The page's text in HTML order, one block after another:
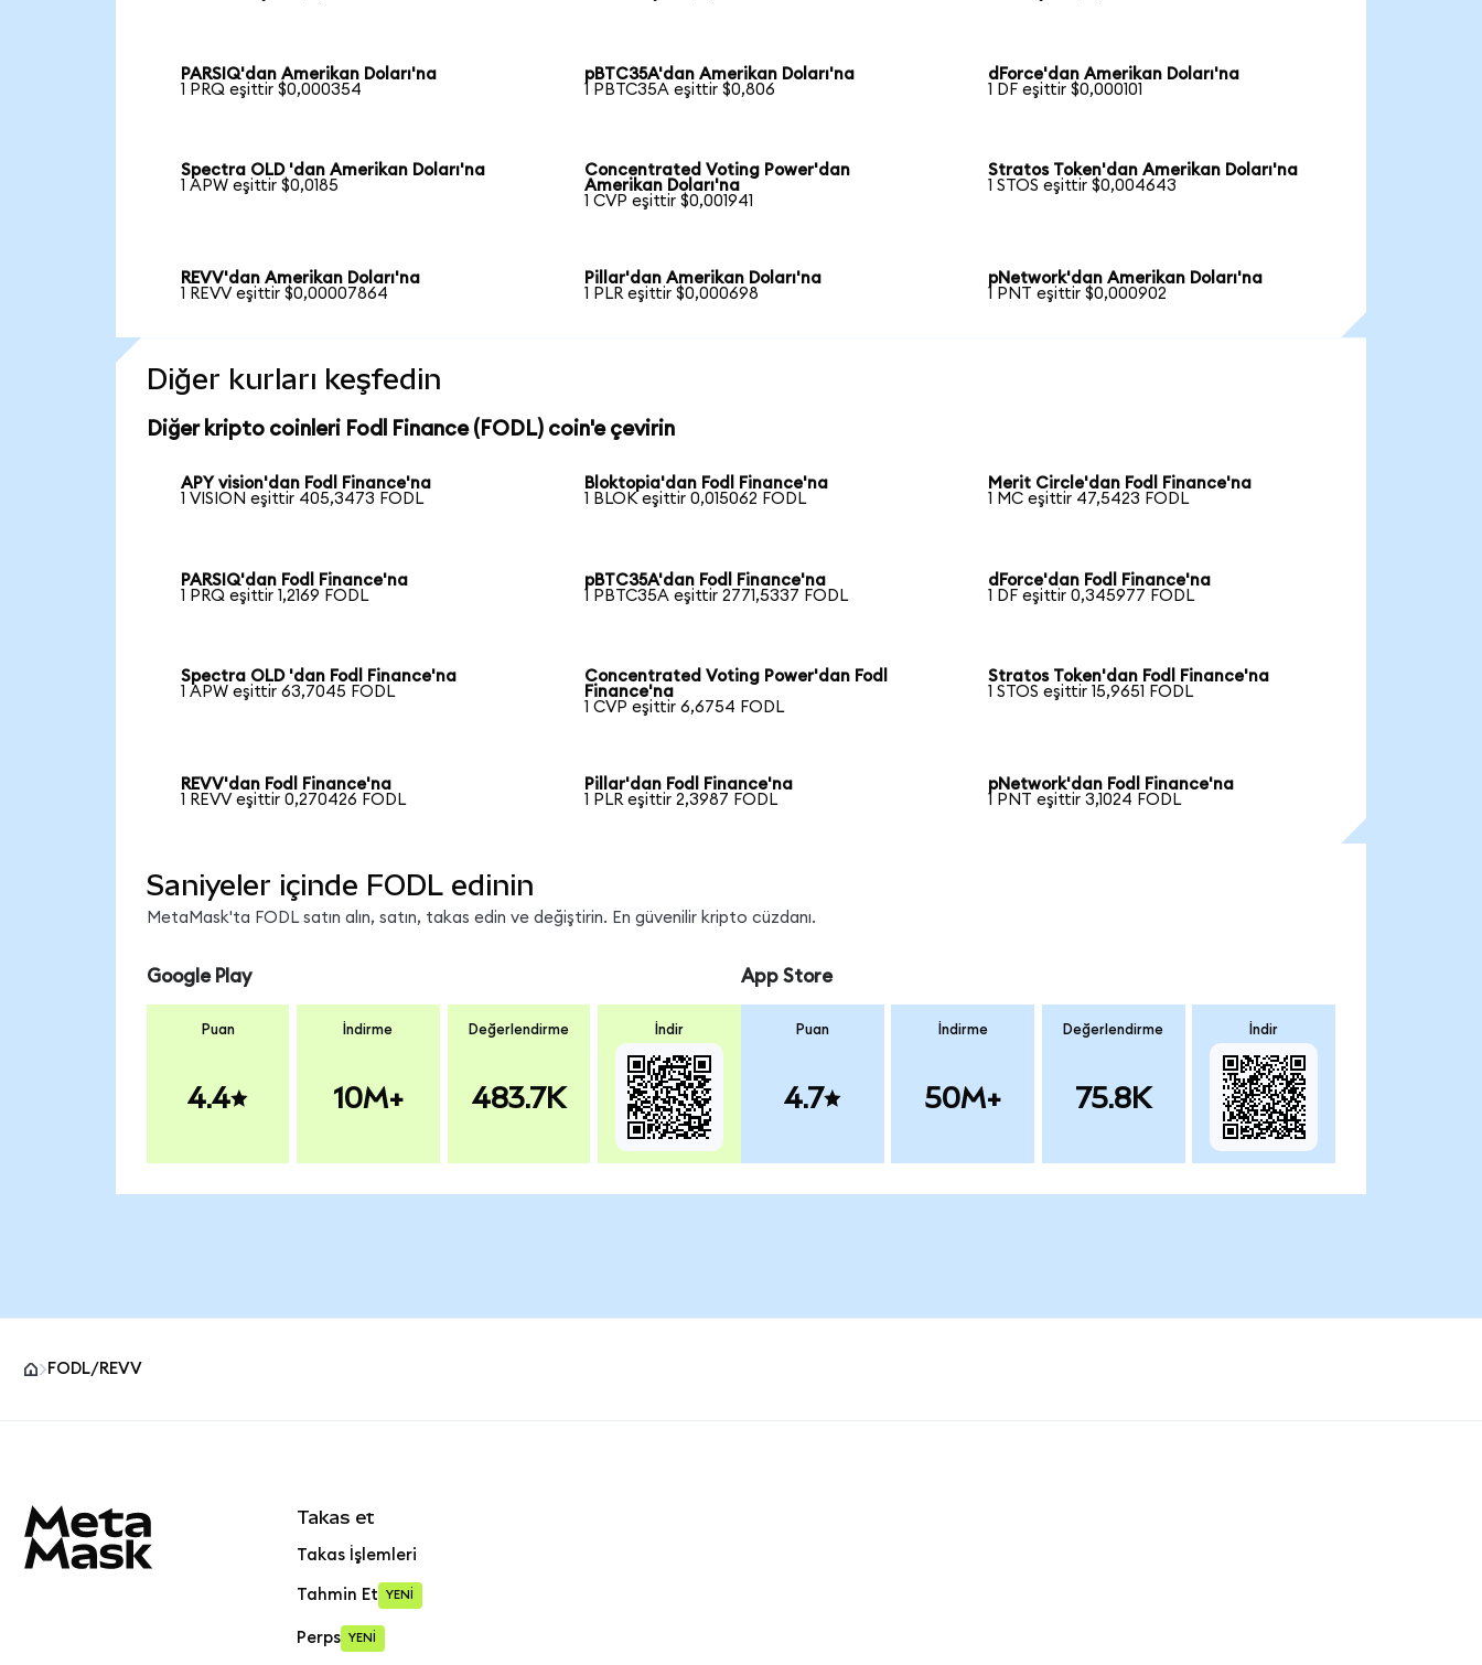
PARSIQ'dan Amerikan Doları'na
1 PRQ eşittir $0,000354
pBTC35A'dan Amerikan Doları'na
1 PBTC35A eşittir $0,806
dForce'dan Amerikan Doları'na
1 DF eşittir $0,000101
Spectra OLD 'dan Amerikan Doları'na
1 APW eşittir $0,0185
Concentrated Voting Power'dan
Amerikan Doları'na
1 CVP eşittir $0,001941
Stratos Token'dan Amerikan Doları'na
1 STOS eşittir $0,004643
REVV'dan Amerikan Doları'na
1 REVV eşittir $0,00007864
Pillar'dan Amerikan Doları'na
1 PLR eşittir $0,000698
pNetwork'dan Amerikan Doları'na
1 PNT eşittir $0,000902
Diğer kurları keşfedin
Diğer kripto coinleri Fodl Finance (FODL) coin'e çevirin
APY vision'dan Fodl Finance'na
1 VISION eşittir 405,3473 FODL
Bloktopia'dan Fodl Finance'na
1 BLOK eşittir 0,015062 FODL
Merit Circle'dan Fodl Finance'na
1 MC eşittir 47,5423 FODL
PARSIQ'dan Fodl Finance'na
1 PRQ eşittir 1,2169 FODL
pBTC35A'dan Fodl Finance'na
1 PBTC35A eşittir 2771,5337 FODL
dForce'dan Fodl Finance'na
1 DF eşittir 0,345977 FODL
Spectra OLD 'dan Fodl Finance'na
1 APW eşittir 63,7045 FODL
Concentrated Voting Power'dan Fodl
Finance'na
1 CVP eşittir 6,6754 FODL
Stratos Token'dan Fodl Finance'na
1 STOS eşittir 15,9651 FODL
REVV'dan Fodl Finance'na
1 REVV eşittir 0,270426 FODL
Pillar'dan Fodl Finance'na
1 PLR eşittir 2,3987 FODL
pNetwork'dan Fodl Finance'na
1 PNT eşittir 3,1024 FODL
Saniyeler içinde FODL edinin
MetaMask'ta FODL satın alın, satın, takas edin ve değiştirin. En güvenilir kripto cüzdanı.
Google Play
Puan
4.4
İndirme
10M+
Değerlendirme
483.7K
İndir
App Store
Puan
4.7
İndirme
50M+
Değerlendirme
75.8K
İndir
FODL/REVV
Takas et
Takas İşlemleri
Tahmin Et YENİ
Perps YENİ